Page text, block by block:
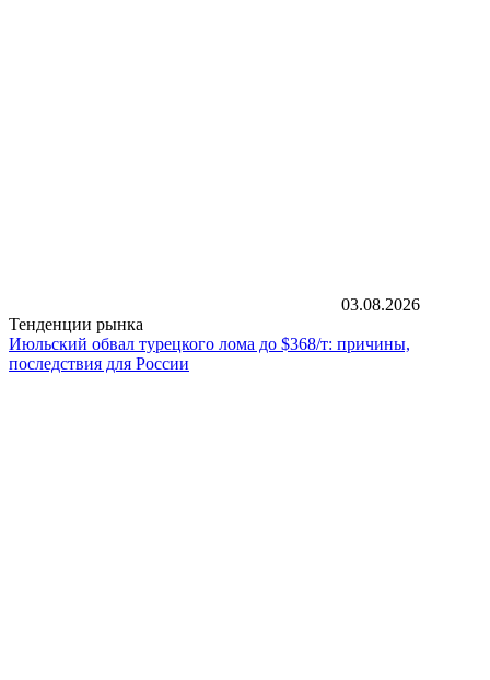
03.08.2026
Тенденции рынка
Июльский обвал турецкого лома до $368/т: причины,
последствия для России